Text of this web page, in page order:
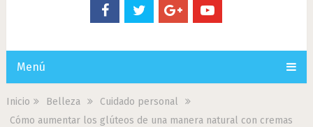
Menú
Inicio Belleza
Cuidado personal
Cómo aumentar los glúteos de una manera natural con cremas